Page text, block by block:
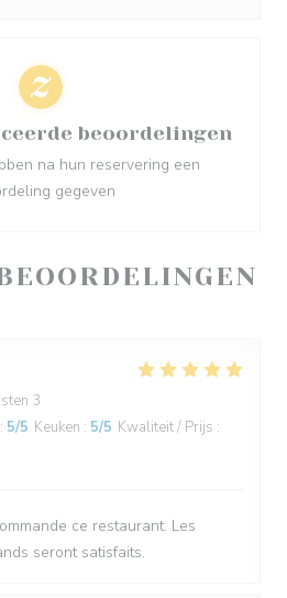
3
: 5/5 Keuken : 5/5 Kwaliteit / Prijs :
ce restaurant. Les
seront satisfaits.
beoordelingen
na hun reservering een
gegeven